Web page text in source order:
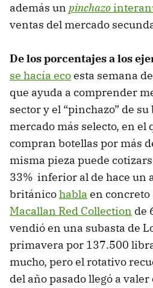
además un pinchazo
ventas del mercado
De los porcentajes a los
se hacía ecoesta semana
que ayuda a comprender
sector y el “pinchazo” de
mercado más selecto, en el
compran botellas por más
misma pieza puede
33% inferior al de hace un
británicohabla en concreto
Macallan Red Collection de
vendió en una subasta de
primavera por 137.500
mucho, pero el rotativo
del año pasado llegó a